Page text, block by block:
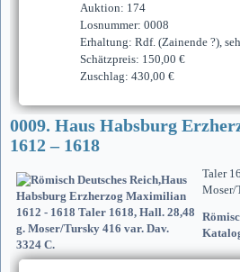
Auktion: 174
Losnummer: 0008
Erhaltung: Rdf. (Zainende ?),
Schätzpreis: 150,00 €
Zuschlag: 430,00 €
0009. Haus Habsburg
1612 – 1618
Taler
Moser/